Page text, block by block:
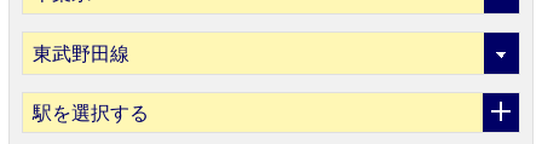
駅を選択する